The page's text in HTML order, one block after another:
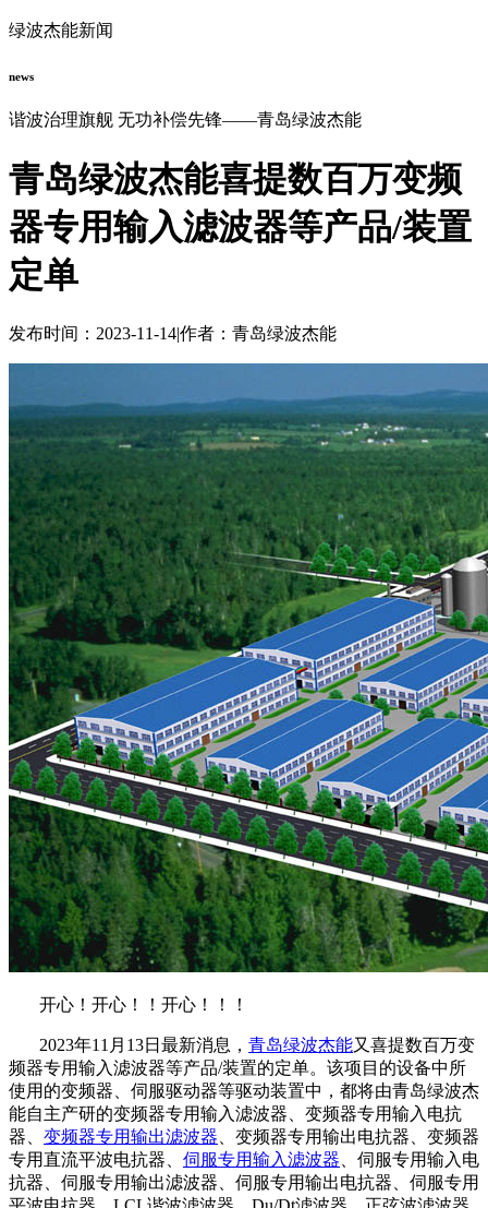
绿波杰能新闻
news
谐波治理旗舰 无功补偿先锋——青岛绿波杰能
青岛绿波杰能喜提数百万变频
器专用输入滤波器等产品/装置
定单
发布时间：2023-11-14|作者：青岛绿波杰能
开心！开心！！开心！！！
2023年11月13日最新消息， 青岛绿波杰能又喜提数百万变
频器专用输入滤波器等产品/装置的定单。该项目的设备中所
使用的变频器、伺服驱动器等驱动装置中，都将由青岛绿波杰
能自主产研的变频器专用输入滤波器、变频器专用输入电抗
器、 变频器专用输出滤波器 、变频器专用输出电抗器、变频器
专用直流平波电抗器、 伺服专用输入滤波器 、伺服专用输入电
抗器、伺服专用输出滤波器、伺服专用输出电抗器、伺服专用